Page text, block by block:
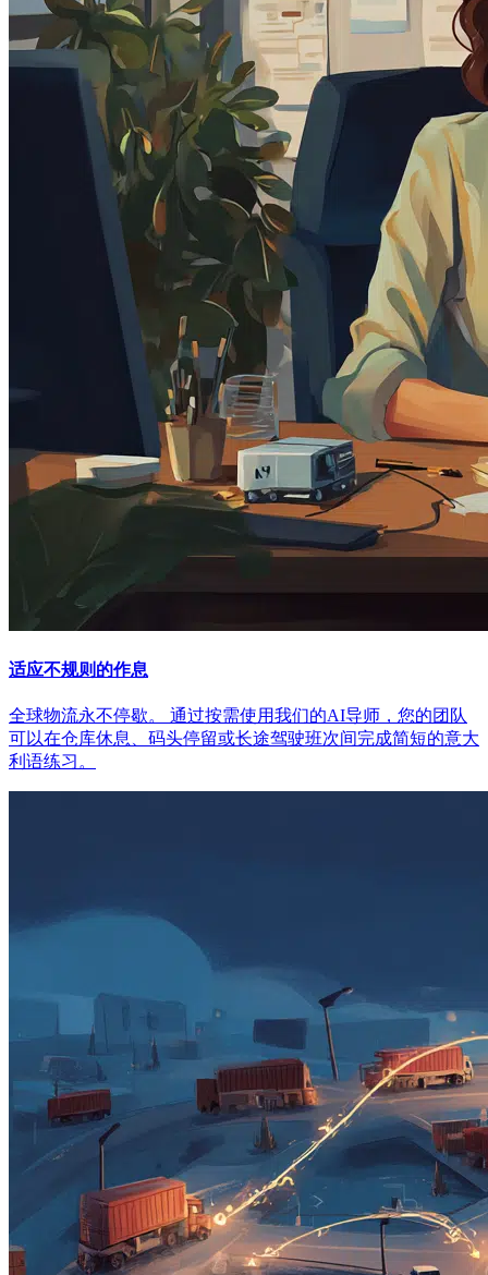
适应不规则的作息
全球物流永不停歇。 通过按需使用我们的AI导师，您的团队
可以在仓库休息、码头停留或长途驾驶班次间完成简短的意大
利语练习。